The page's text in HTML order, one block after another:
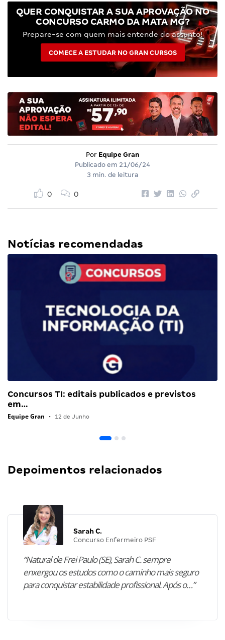
QUER CONQUISTAR A SUA APROVAÇÃO NO
CONCURSO CARMO DA MATA MG?
Prepare-se com quem mais entende do assunto!
COMECE A ESTUDAR NO GRAN CURSOS
Por Equipe Gran
Publicado em 21/06/24
3 min. de leitura
0 0
Notícias recomendadas
Concursos TI: editais publicados e previstos
em…
Equipe Gran • 12 de Junho
Depoimentos relacionados
Sarah C.
Concurso Enfermeiro PSF
“Natural de Frei Paulo (SE), Sarah C. sempre
enxergou os estudos como o caminho mais seguro
para conquistar estabilidade profissional. Após o…”